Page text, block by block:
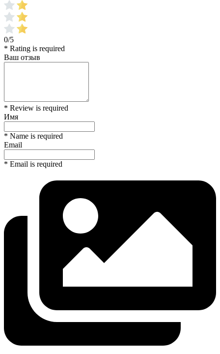
0/5
* Rating is required
Ваш отзыв
* Review is required
Имя
* Name is required
Email
* Email is required